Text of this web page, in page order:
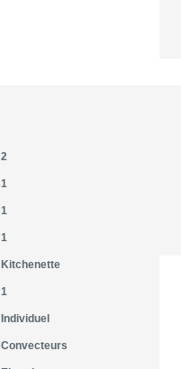
2
1
1
1
Kitchenette
1
Individuel
Convecteurs